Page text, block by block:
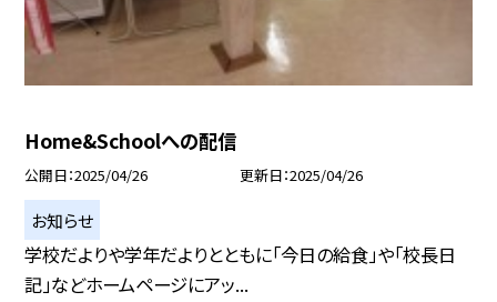
Home&Schoolへの配信
公開日 2025/04/26 更新日 2025/04/26
お知らせ
学校だよりや学年だよりとともに「今日の給食」や「校長日
記」などホームページにアッ...